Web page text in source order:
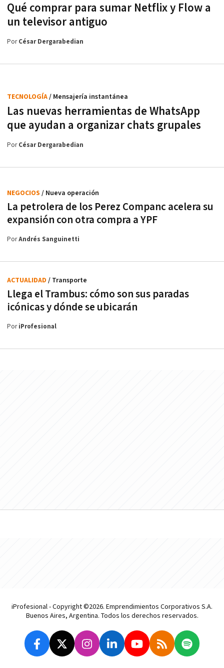
Qué comprar para sumar Netflix y Flow a
un televisor antiguo
PorCésar Dergarabedian
Las nuevas herramientas de WhatsApp
que ayudan a organizar chats grupales
TECNOLOGÍA/ Mensajería instantánea
PorCésar Dergarabedian
La petrolera de los Perez Companc acelera su
expansión con otra compra a YPF
NEGOCIOS / Nueva operación
PorAndrés Sanguinetti
Llega el Trambus: cómo son sus paradas
icónicas y dónde se ubicarán
ACTUALIDAD / Transporte
PoriProfesional
iProfesional - Copyright ©2026. Emprendimientos Corporativos S.A.
Buenos Aires, Argentina. Todos los derechos reservados.